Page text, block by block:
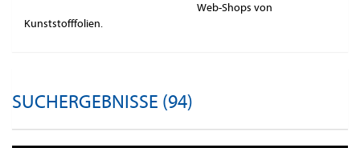
Web-Shops von
Kunststofffolien.
SUCHERGEBNISSE (94)